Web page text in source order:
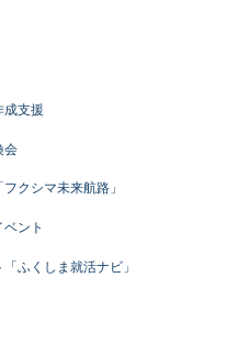
成支援
会
クシマ未来航路」
ント
ふくしま就活ナビ」